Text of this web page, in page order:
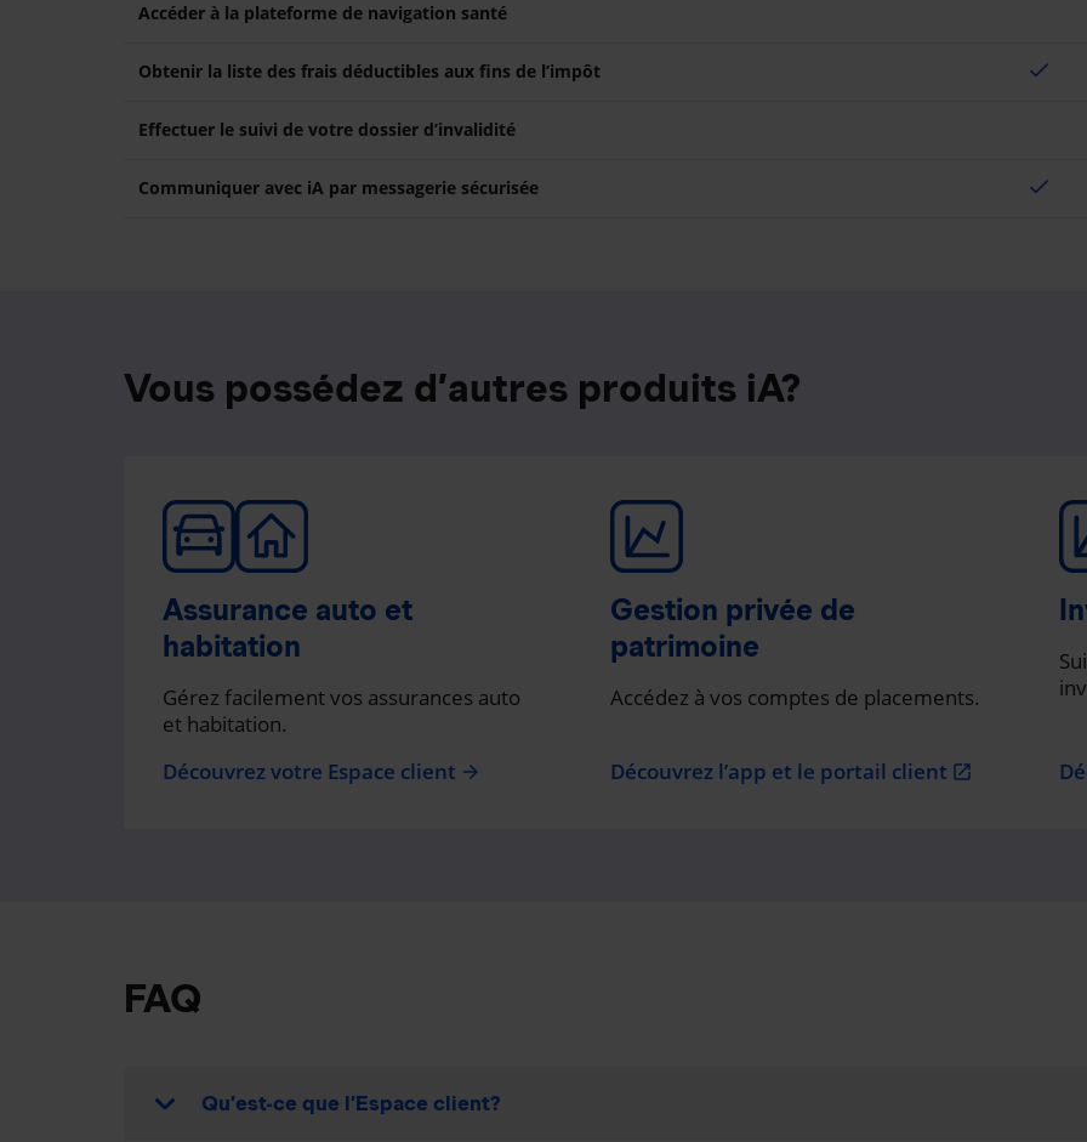
Accéder à la plateforme de navigation santé
Obtenir la liste des frais déductibles aux fins de l’impôt check
Effectuer le suivi de votre dossier d’invalidité
Communiquer avec iA par messagerie sécurisée check
Vous possédez d’autres produits iA?
Assurance auto et
habitation
Gérez facilement vos assurances auto
et habitation.
Découvrez votre Espace client arrow_forward
Gestion privée de
patrimoine
Accédez à vos comptes de placements.
Découvrez l’app et le portail client open_in_new
FAQ
Qu’est-ce que l’Espace client?